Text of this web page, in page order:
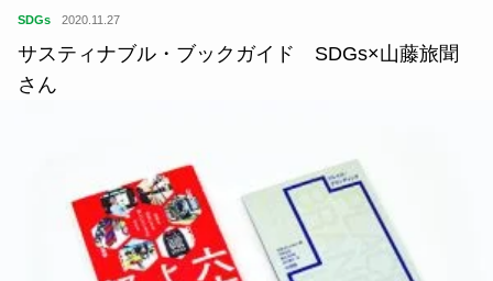
SDGs 2020.11.27
サスティナブル・ブックガイド SDGs×山藤旅聞
さん